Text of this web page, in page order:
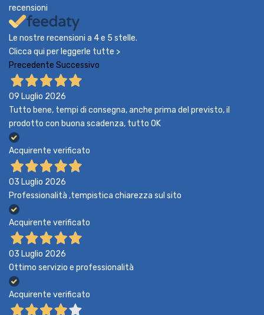
recensioni
Le nostre recensioni a 4 e 5 stelle.
Clicca qui per leggerle tutte >
Precedente Successivo
09 Luglio 2026
Tutto bene, tempi di consegna, anche prima del previsto, il
prodotto con buona scadenza, tutto OK
Acquirente verificato
03 Luglio 2026
Professionalità ,tempistica chiarezza sul sito
Acquirente verificato
03 Luglio 2026
Ottimo servizio e professionalità
Acquirente verificato